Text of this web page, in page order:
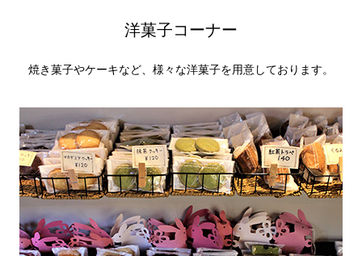
洋菓子コーナー
焼き菓子やケーキなど、様々な洋菓子を用意しております。